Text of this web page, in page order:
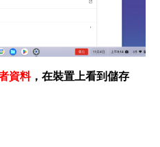
資料，在裝置上看到儲存